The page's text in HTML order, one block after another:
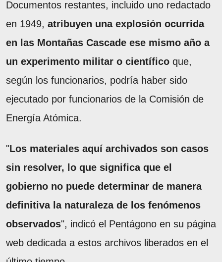
Documentos restantes, incluido uno redactado
en 1949, atribuyen una explosión ocurrida
en las Montañas Cascade ese mismo año a
un experimento militar o científico que,
según los funcionarios, podría haber sido
ejecutado por funcionarios de la Comisión de
Energía Atómica.
"Los materiales aquí archivados son casos
sin resolver, lo que significa que el
gobierno no puede determinar de manera
definitiva la naturaleza de los fenómenos
observados", indicó el Pentágono en su página
web dedicada a estos archivos liberados en el